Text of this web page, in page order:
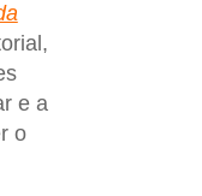
e a
o